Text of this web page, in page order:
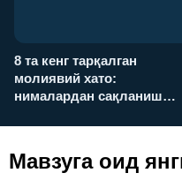
8 та кенг тарқалган
молиявий хато:
нималардан сақланиш
Мавзуга оид